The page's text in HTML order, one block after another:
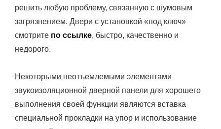
решить любую проблему, связанную с шумовым
загрязнением. Двери с установкой «под ключ»
смотрите по ссылке, быстро, качественно и
недорого.
Некоторыми неотъемлемыми элементами
звукоизоляционной дверной панели для хорошего
выполнения своей функции являются вставка
специальной прокладки на упор и использование